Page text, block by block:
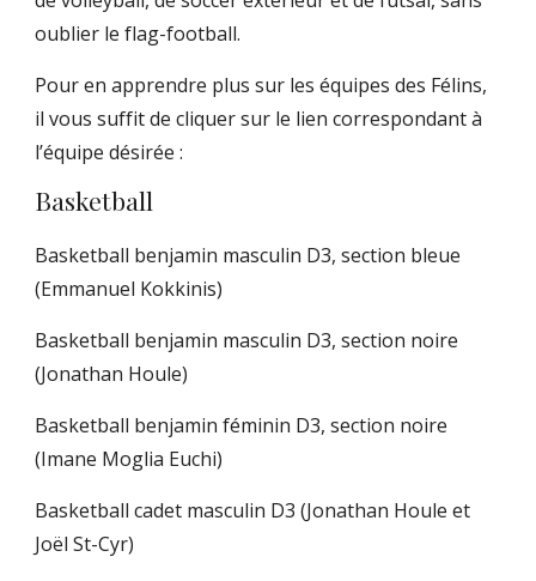
oublier le flag-football.
Pour en apprendre plus sur les équipes des Félins,
il vous suffit de cliquer sur le lien correspondant à
l’équipe désirée :
Basketball
Basketball benjamin masculin D3, section bleue
(Emmanuel Kokkinis)
Basketball benjamin masculin D3, section noire
(Jonathan Houle)
Basketball benjamin féminin D3, section noire
(Imane Moglia Euchi)
Basketball cadet masculin D3 (Jonathan Houle et
Joël St-Cyr)